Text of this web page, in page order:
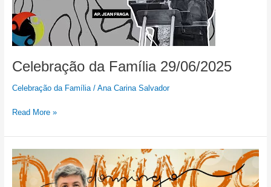
Celebração da Família 29/06/2025
Celebração da Família/Ana Carina Salvador
Read More »
Celebração
da
Família